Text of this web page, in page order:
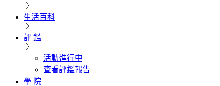
生活百科
評 鑑
活動進行中
查看評鑑報告
學 院